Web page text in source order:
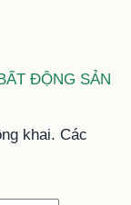
ĐỘNG SẢN
khai. Các